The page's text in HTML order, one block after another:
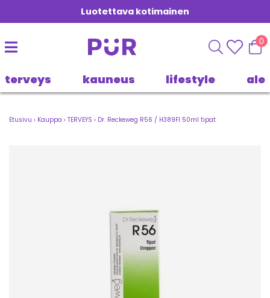
Luotettava kotimainen
0
terveys kauneus lifestyle ale
Etusivu › Kauppa › TERVEYS › Dr. Reckeweg R56 / H389FI 50ml tipat